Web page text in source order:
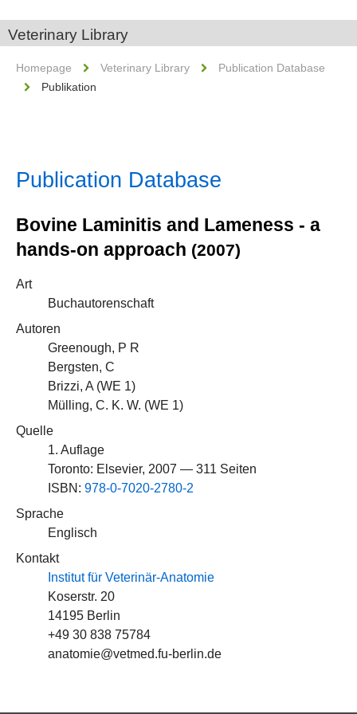
Veterinary Library
Homepage Veterinary Library
Publication Database
Publikation
Publication Database
Bovine Laminitis and Lameness - a
hands-on approach (2007)
Art
Buchautorenschaft
Autoren
Greenough, P R
Bergsten, C
Brizzi, A (WE 1)
Mülling, C. K. W. (WE 1)
Quelle
1. Auflage
Toronto: Elsevier, 2007 — 311 Seiten
ISBN: 978-0-7020-2780-2
Sprache
Englisch
Kontakt
Institut für Veterinär-Anatomie
Koserstr. 20
14195 Berlin
+49 30 838 75784
anatomie@vetmed.fu-berlin.de